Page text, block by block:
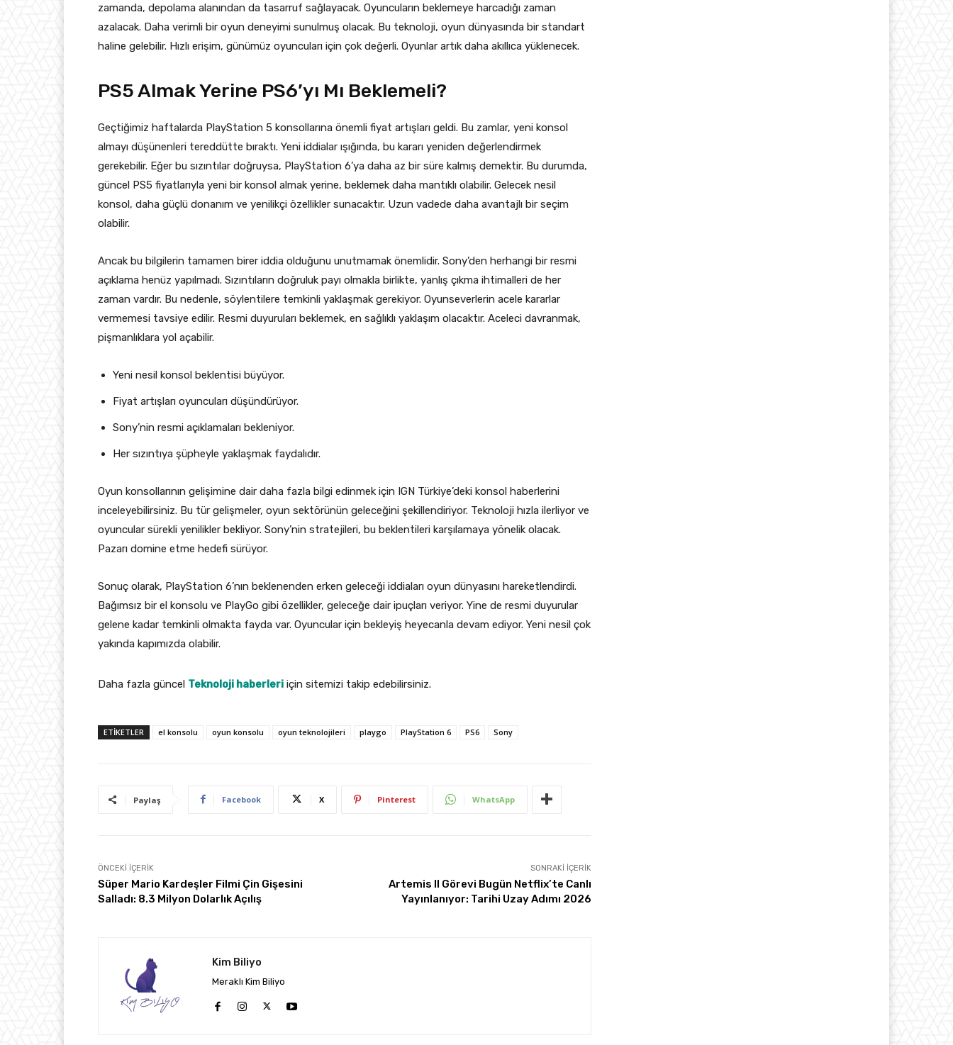
zamanda, depolama alanından da tasarruf sağlayacak. Oyuncuların beklemeye harcadığı zaman
azalacak. Daha verimli bir oyun deneyimi sunulmuş olacak. Bu teknoloji, oyun dünyasında bir standart
haline gelebilir. Hızlı erişim, günümüz oyuncuları için çok değerli. Oyunlar artık daha akıllıca yüklenecek.
PS5 Almak Yerine PS6’yı Mı Beklemeli?
Geçtiğimiz haftalarda PlayStation 5 konsollarına önemli fiyat artışları geldi. Bu zamlar, yeni konsol
almayı düşünenleri tereddütte bıraktı. Yeni iddialar ışığında, bu kararı yeniden değerlendirmek
gerekebilir. Eğer bu sızıntılar doğruysa, PlayStation 6’ya daha az bir süre kalmış demektir. Bu durumda,
güncel PS5 fiyatlarıyla yeni bir konsol almak yerine, beklemek daha mantıklı olabilir. Gelecek nesil
konsol, daha güçlü donanım ve yenilikçi özellikler sunacaktır. Uzun vadede daha avantajlı bir seçim
olabilir.
Ancak bu bilgilerin tamamen birer iddia olduğunu unutmamak önemlidir. Sony’den herhangi bir resmi
açıklama henüz yapılmadı. Sızıntıların doğruluk payı olmakla birlikte, yanlış çıkma ihtimalleri de her
zaman vardır. Bu nedenle, söylentilere temkinli yaklaşmak gerekiyor. Oyunseverlerin acele kararlar
vermemesi tavsiye edilir. Resmi duyuruları beklemek, en sağlıklı yaklaşım olacaktır. Aceleci davranmak,
pişmanlıklara yol açabilir.
Yeni nesil konsol beklentisi büyüyor.
Fiyat artışları oyuncuları düşündürüyor.
Sony’nin resmi açıklamaları bekleniyor.
Her sızıntıya şüpheyle yaklaşmak faydalıdır.
Oyun konsollarının gelişimine dair daha fazla bilgi edinmek için IGN Türkiye’deki konsol haberlerini
inceleyebilirsiniz. Bu tür gelişmeler, oyun sektörünün geleceğini şekillendiriyor. Teknoloji hızla ilerliyor ve
oyuncular sürekli yenilikler bekliyor. Sony’nin stratejileri, bu beklentileri karşılamaya yönelik olacak.
Pazarı domine etme hedefi sürüyor.
Sonuç olarak, PlayStation 6’nın beklenenden erken geleceği iddiaları oyun dünyasını hareketlendirdi.
Bağımsız bir el konsolu ve PlayGo gibi özellikler, geleceğe dair ipuçları veriyor. Yine de resmi duyurular
gelene kadar temkinli olmakta fayda var. Oyuncular için bekleyiş heyecanla devam ediyor. Yeni nesil çok
yakında kapımızda olabilir.
Daha fazla güncel Teknoloji haberleri için sitemizi takip edebilirsiniz.
ETIKETLER el konsolu oyun konsolu oyun teknolojileri playgo PlayStation 6 PS6 Sony
Paylaş Facebook X Pinterest WhatsApp
ÖNCEKI İÇERIK
Süper Mario Kardeşler Filmi Çin Gişesini
Salladı: 8.3 Milyon Dolarlık Açılış
SONRAKI İÇERIK
Artemis II Görevi Bugün Netflix’te Canlı
Yayınlanıyor: Tarihi Uzay Adımı 2026
Kim Biliyo
Meraklı Kim Biliyo